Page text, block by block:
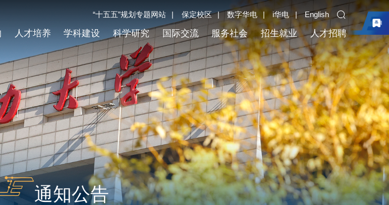
“十五五”规划专题网站 保定校区 | 数字华电 i华电 | English
人才培养 学科建设 科学研究 国际交流 服务社会 招生就业 人才招聘
通知公告